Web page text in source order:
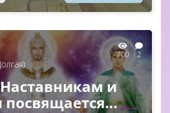
700 2
и